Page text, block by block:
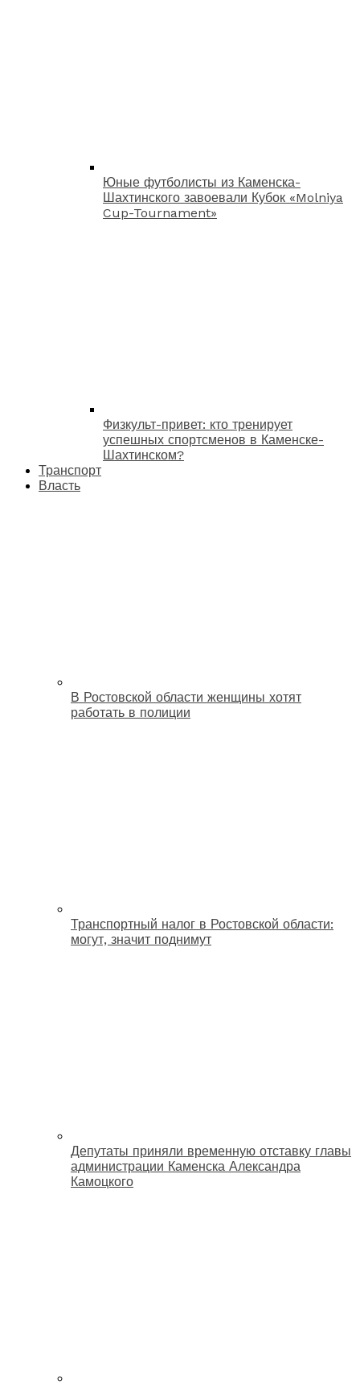
Юные футболисты из Каменска-
Шахтинского завоевали Кубок «Molniya
Cup-Tournament»
Физкульт-привет: кто тренирует
успешных спортсменов в Каменске-
Шахтинском?
Транспорт
Власть
В Ростовской области женщины хотят
работать в полиции
Транспортный налог в Ростовской области:
могут, значит поднимут
Депутаты приняли временную отставку главы
администрации Каменска Александра
Камоцкого